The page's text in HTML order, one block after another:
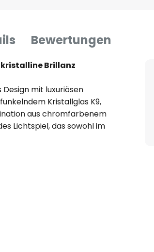
Bewertungen
Brillanz
mit luxuriösen
Kristallglas K9,
aus chromfarbenem
Lichtspiel, das sowohl im
beeindruckt.
Trilly Flexibilität in der
ist ein Highlight